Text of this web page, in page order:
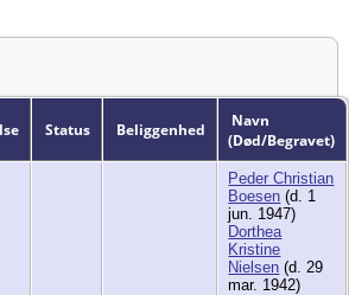
Status Beliggenhed
Navn
(Død/Begravet)
Peder Christian
Boesen (d. 1
jun. 1947)
Dorthea
Kristine
Nielsen (d. 29
mar. 1942)